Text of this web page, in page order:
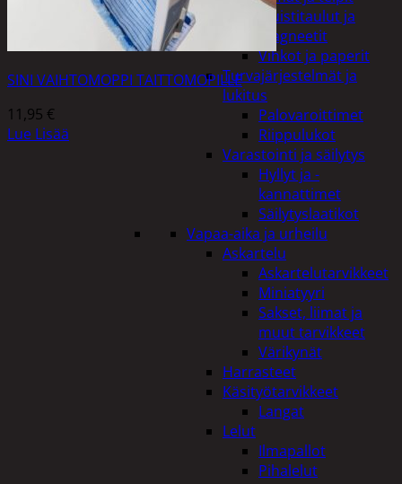
Muistitaulut ja
magneetit
Vihkot ja paperit
Turvajärjestelmät ja
lukitus
Palovaroittimet
Riippulukot
Varastointi ja säilytys
Hyllyt ja -
kannattimet
Säilytyslaatikot
Vapaa-aika ja urheilu
Askartelu
Askartelutarvikkeet
Miniatyyri
Sakset, liimat ja
muut tarvikkeet
Värikynät
Harrasteet
Käsityötarvikkeet
Langat
Lelut
Ilmapallot
Pihalelut
SINI VAIHTOMOPPI TAITTOMOPILLE
11,95 €
Lue Lisää